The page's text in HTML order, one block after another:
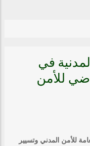
في
للأمن
للأمن المدني وتسيير